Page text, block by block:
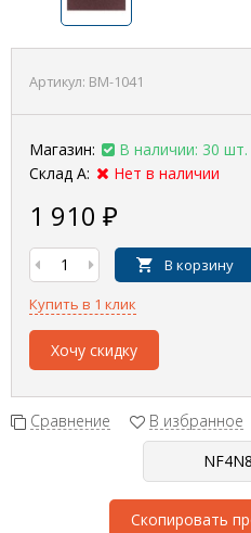
Артикул: BM-1041
Магазин:
В наличии: 30 шт.
Склад А:
Нет в наличии
1 910 ₽
В корзину
Купить в 1 клик
Хочу скидку
Сравнение В избранное
Скопировать